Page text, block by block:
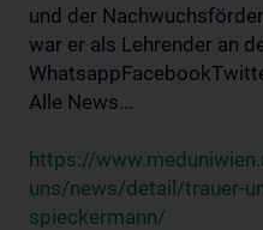
und der
war er als Lehrender an
Alle News...
https://
uns/news/detail/trauer-
spieckermann/